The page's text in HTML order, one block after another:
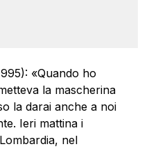
«Quando ho
la mascherina
la darai anche a noi
Ieri mattina i
nel